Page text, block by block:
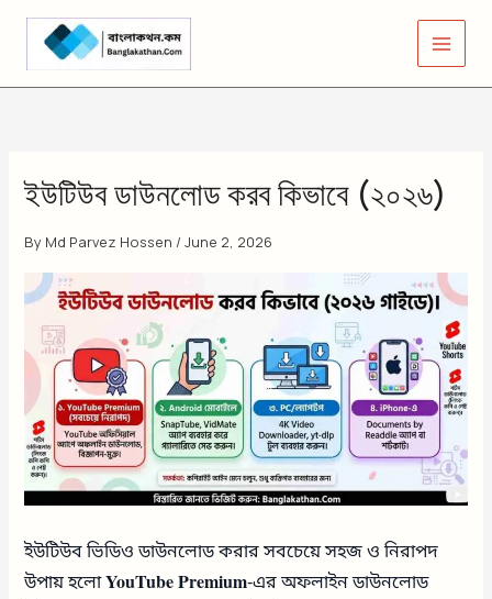
Skip
content
ইউটিউব ডাউনলোড করব কিভাবে (২০২৬)
By Md Parvez Hossen /June 2, 2026
ইউটিউব ভিডিও ডাউনলোড করার সবচেয়ে সহজ ও নিরাপদ
উপায় হলোYouTube Premium-এর অফলাইন ডাউনলোড